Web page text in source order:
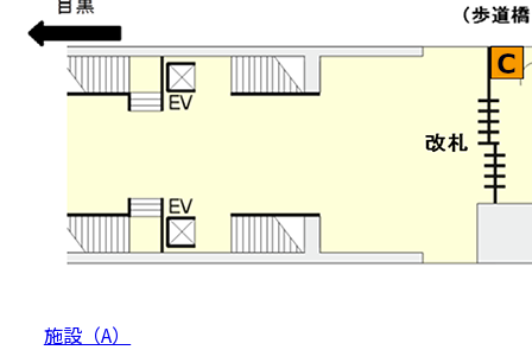
施設（A）